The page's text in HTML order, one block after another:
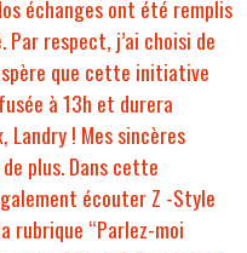
échanges ont été remplis
respect, j’ai choisi de
que cette initiative
à 13h et durera
Landry ! Mes sincères
plus. Dans cette
écouter Z -Style
rubrique “Parlez-moi